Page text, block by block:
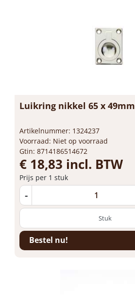
Luikring nikkel 65 x 49mm
Artikelnummer: 1324237
Voorraad: Niet op voorraad
Gtin: 8714186514672
€ 18,83 incl. BTW
Prijs per 1 stuk
-
Bestel nu!